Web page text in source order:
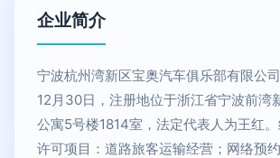
企业简介
宁波杭州湾新区宝奥汽车俱乐部有限公
12月30日，注册地位于浙江省宁波前湾
公寓5号楼1814室，法定代表人为王红
许可项目：道路旅客运输经营；网络预